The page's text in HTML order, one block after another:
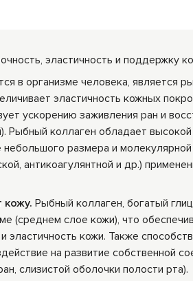
эластичность и поддержку
в организме человека, является
эластичность кожных
ускорению заживления ран и
Рыбный коллаген обладает
размера и
антикоагулянтной и др.)
кожу. Рыбный коллаген, богатый
слое кожи), что
кожи. Также
на развитие собственной
слизистой оболочки полости рта).